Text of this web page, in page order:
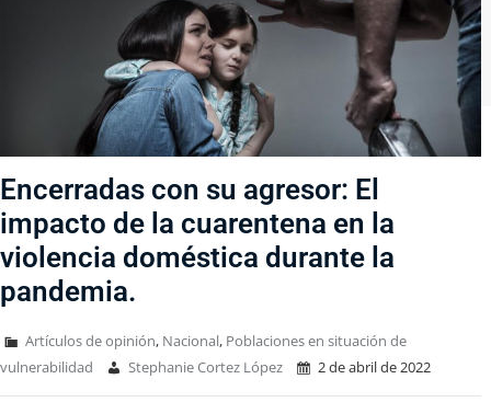
Encerradas con su agresor: El
impacto de la cuarentena en la
violencia doméstica durante la
pandemia.
Artículos de opinión, Nacional, Poblaciones en situación de
vulnerabilidad
Stephanie Cortez López 2 de abril de 2022